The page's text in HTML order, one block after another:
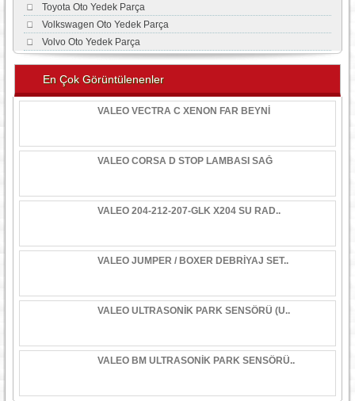
Toyota Oto Yedek Parça
Volkswagen Oto Yedek Parça
Volvo Oto Yedek Parça
En Çok Görüntülenenler
VALEO VECTRA C XENON FAR BEYNİ
VALEO CORSA D STOP LAMBASI SAĞ
VALEO 204-212-207-GLK X204 SU RAD..
VALEO JUMPER / BOXER DEBRİYAJ SET..
VALEO ULTRASONİK PARK SENSÖRÜ (U..
VALEO BM ULTRASONİK PARK SENSÖRÜ..